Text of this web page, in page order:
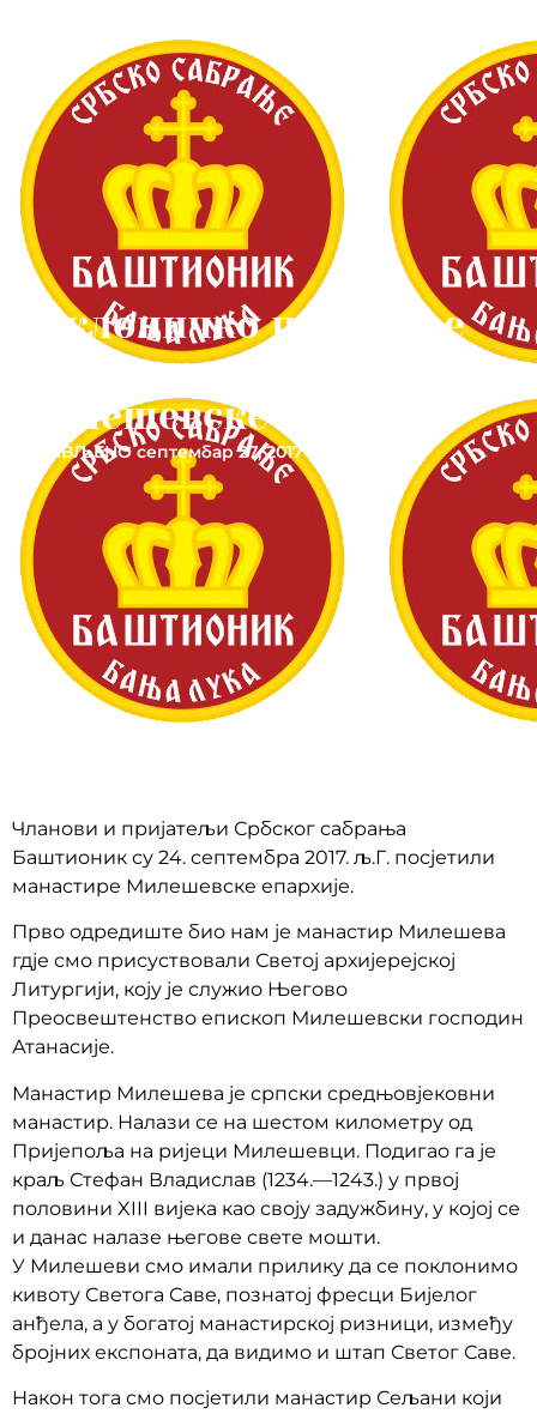
Поклоничко путовање
манастирима
Милешевске епархије
ОБЈАВЉЕНО септембар 27, 2017
Чланови и пријатељи Србског сабрања
Баштионик су 24. септембра 2017. љ.Г. посјетили
манастире Милешевске епархије.
Прво одредиште био нам је манастир Милешева
гдје смо присуствовали Светој архијерејској
Литургији, коју је служио Његово
Преосвештенство епископ Милешевски господин
Атанасије.
Манастир Милешева је српски средњовјековни
манастир. Налази се на шестом километру од
Пријепоља на ријеци Милешевци. Подигао га је
краљ Стефан Владислав (1234.—1243.) у првој
половини XIII вијека као своју задужбину, у којој се
и данас налазе његове свете мошти.
У Милешеви смо имали прилику да се поклонимо
кивоту Светога Саве, познатој фресци Бијелог
анђела, а у богатој манастирској ризници, између
бројних експоната, да видимо и штап Светог Саве.
Након тога смо посјетили манастир Сељани који